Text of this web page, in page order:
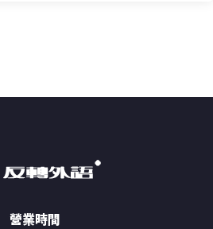
營業時間